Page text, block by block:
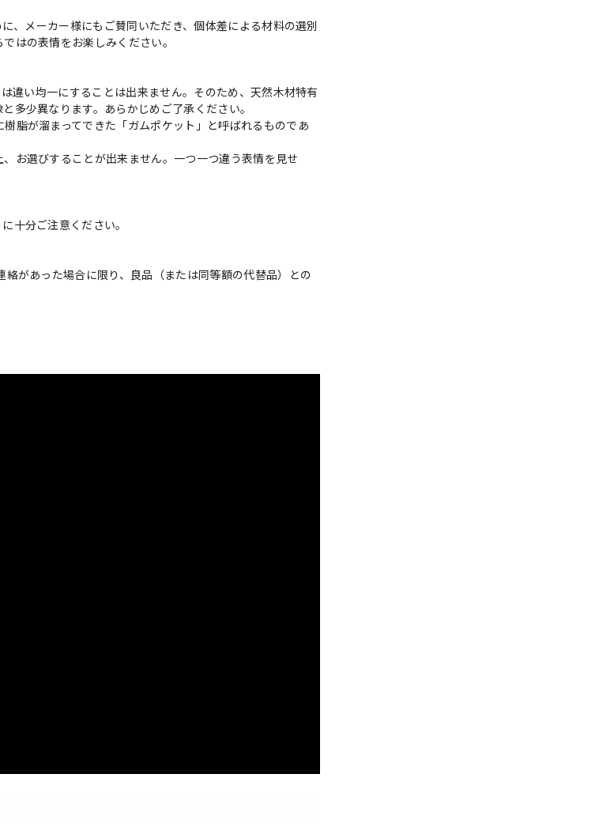
、メーカー様にもご賛同いただき、個体差による材料の選別
はの表情をお楽しみください。
違い均一にすることは出来ません。そのため、天然木材特有
多少異なります。あらかじめご了承ください。
脂が溜まってできた「ガムポケット」と呼ばれるものであ
お選びすることが出来ません。一つ一つ違う表情を見せ
十分ご注意ください。
があった場合に限り、良品（または同等額の代替品）との